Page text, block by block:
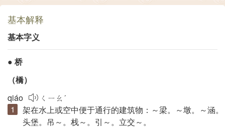
基本解释
基本字义
● 桥
（橋）
qiáo
ㄑㄧㄠˊ
架在水上或空中便于通行的建筑物：～梁。～墩。～涵
头堡。吊～。栈～。引～。立交～。